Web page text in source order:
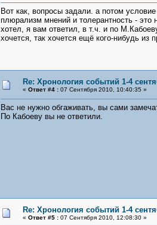
Вот как, вопросы задали. а потом
плюрализм мнений и толерантность - это
хотел, я вам ответил, в т.ч. и по
хочется, так хочется ещё кого-нибудь из
Re: Хронология событий 1-4
« Ответ #4 :07 Сентября 2010, 10:40:35 »
Вас не нужно обгаживать, вы сами
По Кабоеву вы не ответили.
Re: Хронология событий 1-4
« Ответ #5 :07 Сентября 2010, 12:08:30 »